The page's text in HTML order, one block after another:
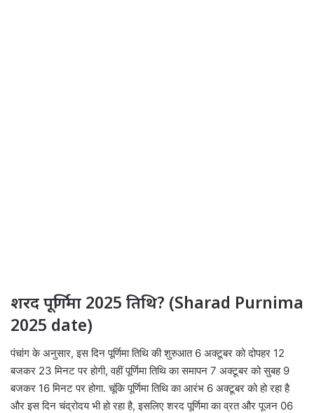
शरद पूर्णिमा 2025 तिथि? (Sharad Purnima
2025 date)
पंचांग के अनुसार, इस दिन पूर्णिमा तिथि की शुरुआत 6 अक्टूबर को दोपहर 12
बजकर 23 मिनट पर होगी, वहीं पूर्णिमा तिथि का समापन 7 अक्टूबर को सुबह 9
बजकर 16 मिनट पर होगा. चूंकि पूर्णिमा तिथि का आरंभ 6 अक्टूबर को हो रहा है
और इस दिन चंद्रोदय भी हो रहा है, इसलिए शरद पूर्णिमा का व्रत और पूजन 06